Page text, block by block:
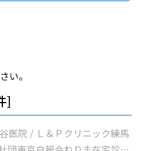
い。
]
医院 / Ｌ＆Ｐクリニック練馬